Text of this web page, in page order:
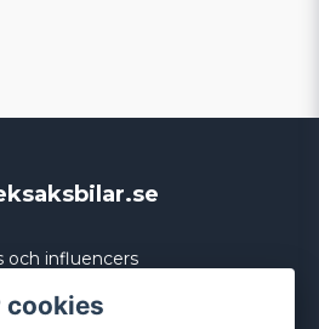
och influencers
cookies